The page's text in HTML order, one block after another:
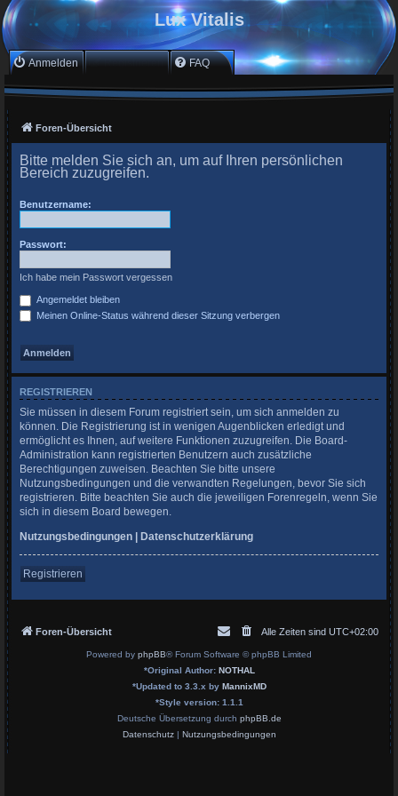
Lux Vitalis
Anmelden Registrieren FAQ
Foren-Übersicht
Bitte melden Sie sich an, um auf Ihren persönlichen
Bereich zuzugreifen.
Benutzername:
Passwort:
Ich habe mein Passwort vergessen
Angemeldet bleiben
Meinen Online-Status während dieser Sitzung verbergen
REGISTRIEREN
Sie müssen in diesem Forum registriert sein, um sich anmelden zu
können. Die Registrierung ist in wenigen Augenblicken erledigt und
ermöglicht es Ihnen, auf weitere Funktionen zuzugreifen. Die Board-
Administration kann registrierten Benutzern auch zusätzliche
Berechtigungen zuweisen. Beachten Sie bitte unsere
Nutzungsbedingungen und die verwandten Regelungen, bevor Sie sich
registrieren. Bitte beachten Sie auch die jeweiligen Forenregeln, wenn Sie
sich in diesem Board bewegen.
Nutzungsbedingungen | Datenschutzerklärung
Registrieren
Foren-Übersicht Alle Zeiten sind UTC+02:00
Powered by phpBB® Forum Software © phpBB Limited
*Original Author: NOTHAL
*Updated to 3.3.x by MannixMD
*Style version: 1.1.1
Deutsche Übersetzung durch phpBB.de
Datenschutz| Nutzungsbedingungen